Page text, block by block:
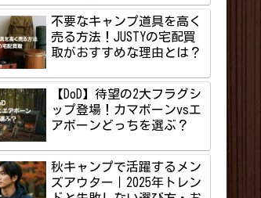
不要なキャンプ道具を高く
売る方法！JUSTYの宅配買
取がおすすめな理由とは？
【DoD】待望の2大フラグシ
ップ登場！カマボーンvsエ
アボーンどっちを選ぶ？
秋キャンプで活躍するメン
ズアウター｜2025年トレン